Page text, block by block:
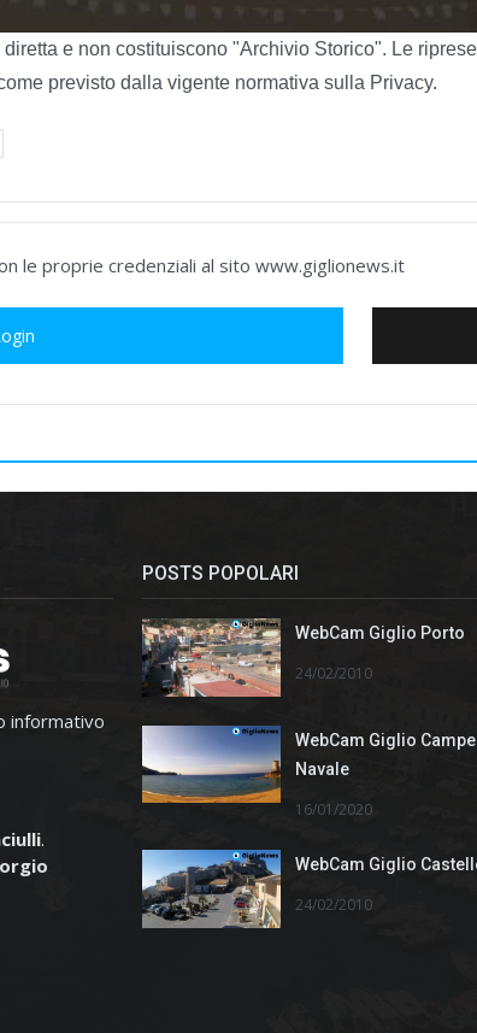
e non costituiscono "Archivio Storico". Le
previsto dalla vigente normativa sulla Privacy.
le proprie credenziali al sito www.giglionews.it
informativo
.
POSTS POPOLARI
WebCam Giglio Porto
24/02/2010
WebCam Giglio
Navale
16/01/2020
WebCam Giglio
24/02/2010